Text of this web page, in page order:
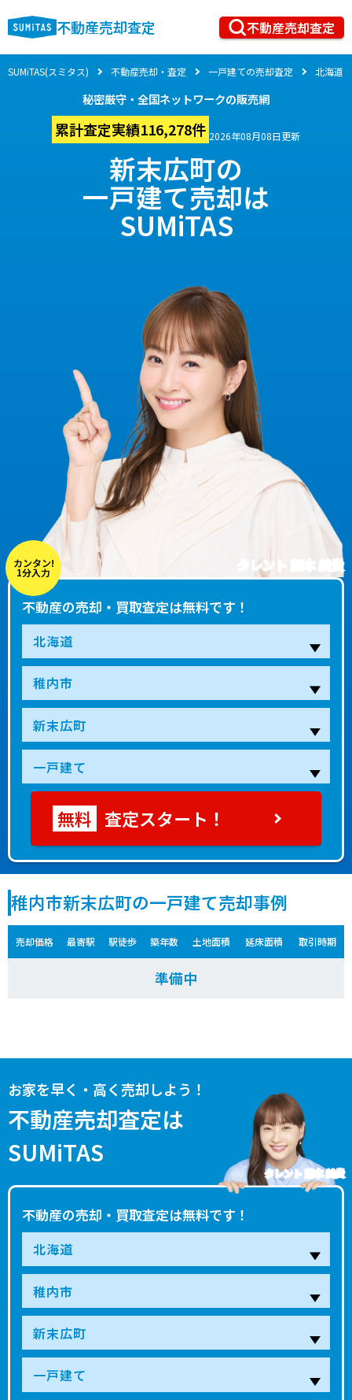
不動産売却査定 不動産売却査定
SUMiTAS(スミタス) 不動産売却・査定 一戸建ての売却査定 北海道
秘密厳守・全国ネットワークの販売網
累計査定実績116,278件 2026年08月08日更新
新末広町の
一戸建て売却は
SUMiTAS
タレント 藤本 美貴
カンタン!
1分入力
不動産の売却・買取査定は無料です！
査定スタート！
稚内市新末広町の一戸建て売却事例
売却価格 最寄駅 駅徒歩 築年数 土地面積 延床面積 取引時期
準備中
お家を早く・高く売却しよう！
不動産売却査定は
SUMiTAS
不動産の売却・買取査定は無料です！
タレント 藤本 美貴